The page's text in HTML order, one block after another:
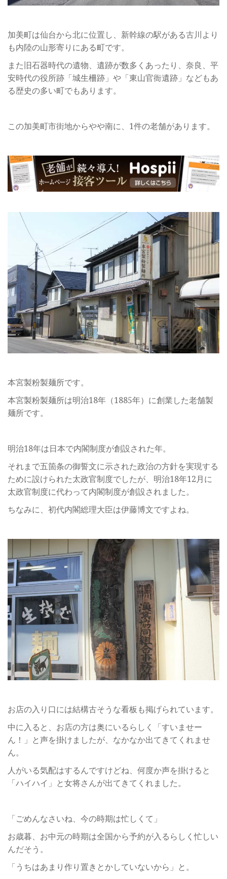
加美町は仙台から北に位置し、新幹線の駅がある古川より
も内陸の山形寄りにある町です。
また旧石器時代の遺物、遺跡が数多くあったり、奈良、平
安時代の役所跡「城生柵跡」や「東山官衙遺跡」などもあ
る歴史の多い町でもあります。
この加美町市街地からやや南に、1件の老舗があります。
本宮製粉製麺所です。
本宮製粉製麺所は明治18年（1885年）に創業した老舗製
麺所です。
明治18年は日本で内閣制度が創設された年。
それまで五箇条の御誓文に示された政治の方針を実現する
ために設けられた太政官制度でしたが、明治18年12月に
太政官制度に代わって内閣制度が創設されました。
ちなみに、初代内閣総理大臣は伊藤博文ですよね。
お店の入り口には結構古そうな看板も掲げられています。
中に入ると、お店の方は奥にいるらしく「すいませー
ん！」と声を掛けましたが、なかなか出てきてくれませ
ん。
人がいる気配はするんですけどね、何度か声を掛けると
「ハイハイ」と女将さんが出てきてくれました。
「ごめんなさいね、今の時期は忙しくて」
お歳暮、お中元の時期は全国から予約が入るらしく忙しい
んだそう。
「うちはあまり作り置きとかしていないから」と。